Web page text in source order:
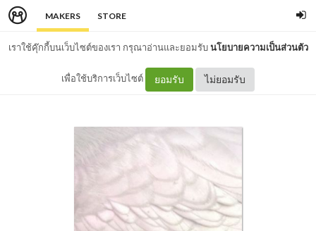
MAKERS STORE
เราใช้คุ๊กกี้บนเว็บไซต์ของเรา กรุณาอ่านและยอมรับนโยบายความเป็นส่วนตัว
เพื่อใช้บริการเว็บไซต์ ยอมรับ ไม่ยอมรับ